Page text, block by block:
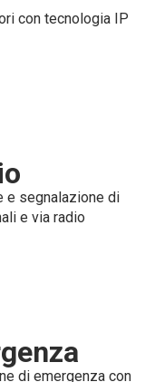
con tecnologia IP
e segnalazione di
e via radio
di emergenza con